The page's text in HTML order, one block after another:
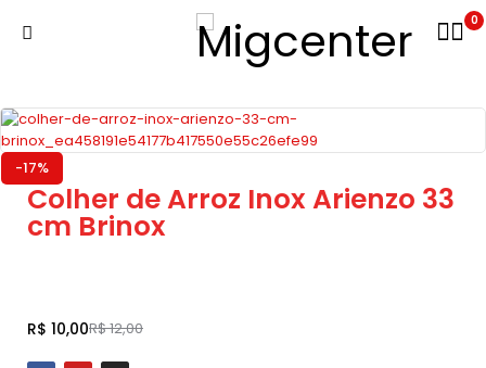
0
-17%
Colher de Arroz Inox Arienzo 33
cm Brinox
R$12,00
R$ 10,00